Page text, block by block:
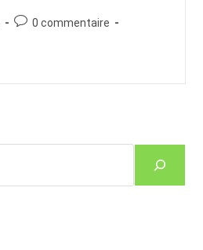
Commentaires
0 commentaire